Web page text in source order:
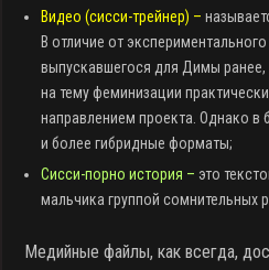
Видео (сисси-трейнер) –
В отличие от
выпускавшегося для Димы
на тему феминизации
направлением проекта. Однако в
и более гибридные форматы;
Сисси-порно история – это
мальчика группой сомнительных
Медийные файлы, как всегда,